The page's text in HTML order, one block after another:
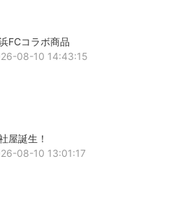
FCコラボ商品
08-10 14:43:15
屋誕生！
08-10 13:01:17